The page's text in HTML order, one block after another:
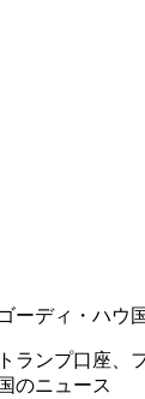
ランプ口座、
のニュース